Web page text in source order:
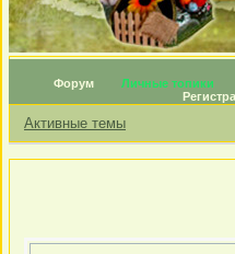
Форум Личные топики
Активные темы